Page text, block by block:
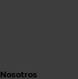
Nosotros